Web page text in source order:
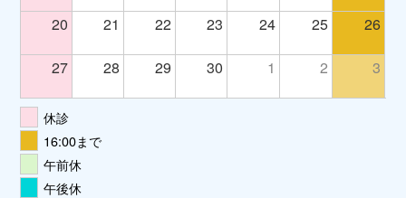
20 21 22 23 24 25 26
27 28 29 30 1 2 3
休診
16:00まで
午前休
午後休